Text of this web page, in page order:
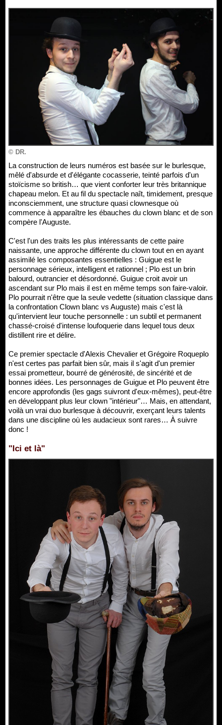
© DR.
La construction de leurs numéros est basée sur le burlesque,
mêlé d'absurde et d'élégante cocasserie, teinté parfois d'un
stoïcisme so british… que vient conforter leur très britannique
chapeau melon. Et au fil du spectacle naît, timidement, presque
inconsciemment, une structure quasi clownesque où
commence à apparaître les ébauches du clown blanc et de son
compère l'Auguste.
C'est l'un des traits les plus intéressants de cette paire
naissante, une approche différente du clown tout en en ayant
assimilé les composantes essentielles : Guigue est le
personnage sérieux, intelligent et rationnel ; Plo est un brin
balourd, outrancier et désordonné. Guigue croit avoir un
ascendant sur Plo mais il est en même temps son faire-valoir.
Plo pourrait n'être que la seule vedette (situation classique dans
la confrontation Clown blanc vs Auguste) mais c'est là
qu'intervient leur touche personnelle : un subtil et permanent
chassé-croisé d'intense loufoquerie dans lequel tous deux
distillent rire et délire.
Ce premier spectacle d'Alexis Chevalier et Grégoire Roqueplo
n'est certes pas parfait bien sûr, mais il s'agit d'un premier
essai prometteur, bourré de générosité, de sincérité et de
bonnes idées. Les personnages de Guigue et Plo peuvent être
encore approfondis (les gags suivront d'eux-mêmes), peut-être
en développant plus leur clown "intérieur"… Mais, en attendant,
voilà un vrai duo burlesque à découvrir, exerçant leurs talents
dans une discipline où les audacieux sont rares… À suivre
donc !
"Ici et là"